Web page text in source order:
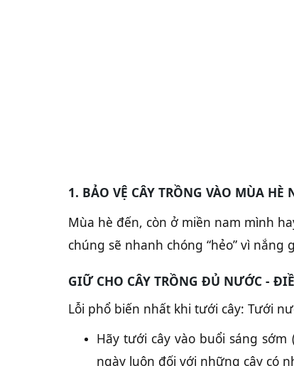
1. BẢO VỆ CÂY TRỒNG VÀO MÙA HÈ
Mùa hè đến, còn ở miền nam mình
chúng sẽ nhanh chóng “hẻo” vì nắng
GIỮ CHO CÂY TRỒNG ĐỦ NƯỚC -
Lỗi phổ biến nhất khi tưới cây: Tưới
Hãy tưới cây vào buổi sáng
ngày luôn đối với những cây có